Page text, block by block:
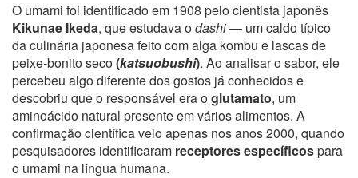
O umami foi identificado em 1908 pelo cientista japonês
Kikunae Ikeda, que estudava odashi— um caldo típico
da culinária japonesa feito com alga kombu e lascas de
peixe-bonito seco(katsuobushi). Ao analisar o sabor, ele
percebeu algo diferente dos gostos já conhecidos e
descobriu que o responsável era oglutamato, um
aminoácido natural presente em vários alimentos. A
confirmação científica veio apenas nos anos 2000, quando
pesquisadores identificaram receptores específicospara
o umami na língua humana.